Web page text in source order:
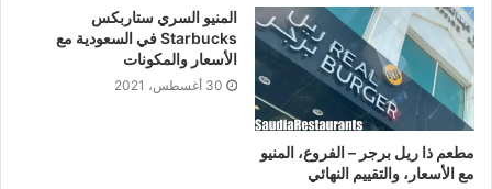
مطعم ذا ريل برجر – الفروع، المنيو
مع الأسعار، والتقييم النهائي
المنيو السري ستاربكس
Starbucks في السعودية مع
الأسعار والمكونات
30 أغسطس، 2021